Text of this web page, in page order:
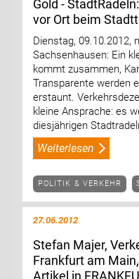
Gold -
vor Ort beim
Dienstag, 09.10.2012,
Sachsenhausen: Ein
kommt zusammen,
Transparente werden
erstaunt.
kleine Ansprache: es
diesjährigen
Weiterlesen
POLITIK & VERKEHR
27.06.2012
Stefan Majer,
Frankfurt am
Artikel in